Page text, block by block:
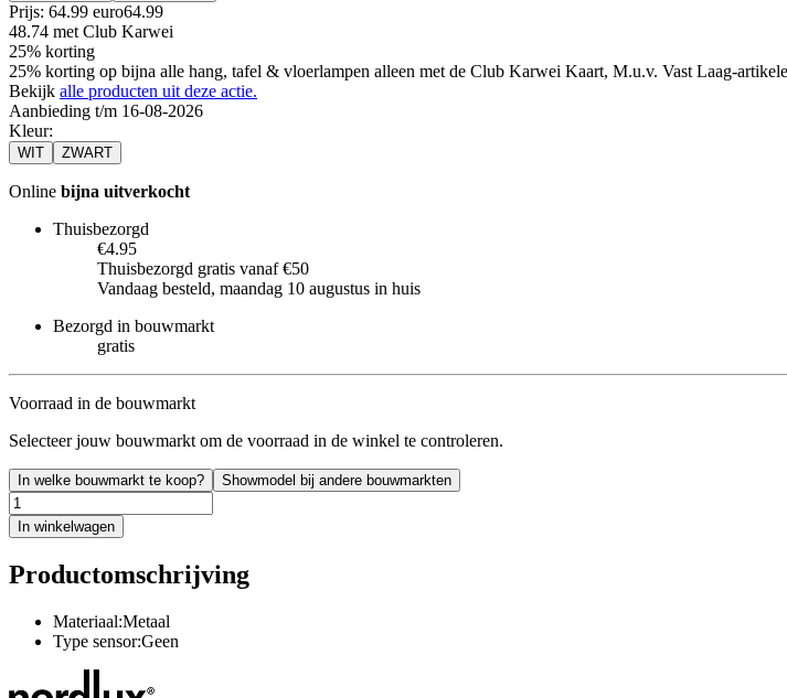
Prijs: 64.99 euro64.99
48.74 met Club Karwei
25% korting
25% korting op bijna alle hang, tafel & vloerlampen alleen met de Club Karwei Kaart, M.u.v. Vast Laag-
Bekijk alle producten uit deze actie.
Aanbieding t/m 16-08-2026
Kleur:
WIT ZWART
Online bijna uitverkocht
Thuisbezorgd
€4.95
Thuisbezorgd gratis vanaf €50
Vandaag besteld, maandag 10 augustus in huis
Bezorgd in bouwmarkt
gratis
Voorraad in de bouwmarkt
Selecteer jouw bouwmarkt om de voorraad in de winkel te controleren.
In welke bouwmarkt te koop? Showmodel bij andere bouwmarkten
In winkelwagen
Productomschrijving
Materiaal:Metaal
Type sensor:Geen